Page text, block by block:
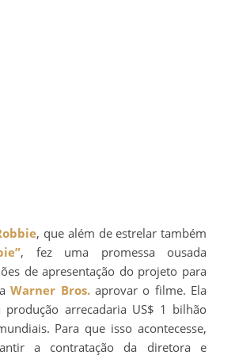
, que além de estrelar também
, fez uma promessa ousada
de apresentação do projeto para
aWarner Bros.aprovar o filme. Ela
arrecadaria US$ 1 bilhão
Para que isso acontecesse,
a contratação da diretora e